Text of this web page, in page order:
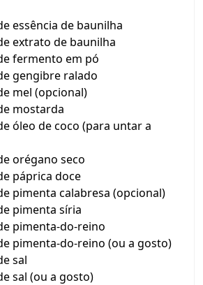
essência de baunilha
extrato de baunilha
fermento em pó
gengibre ralado
mel (opcional)
mostarda
óleo de coco (para untar a
orégano seco
páprica doce
pimenta calabresa (opcional)
pimenta síria
pimenta-do-reino
pimenta-do-reino (ou a gosto)
sal
sal (ou a gosto)